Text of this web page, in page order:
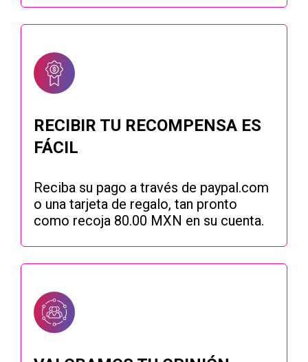
RECIBIR TU RECOMPENSA ES
FÁCIL
Reciba su pago a través de paypal.com
o una tarjeta de regalo, tan pronto
como recoja 80.00 MXN en su cuenta.